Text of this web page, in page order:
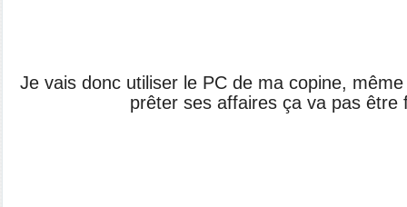
Je vais donc utiliser le PC de ma copine,
prêter ses affaires ça va pas être